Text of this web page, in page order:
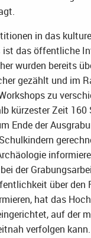
in das
das öffentliche
wurden bereits
gezählt und im
zu
kürzester Zeit 160
Ende der
der
über den
hat das
auf der
verfolgen kann.